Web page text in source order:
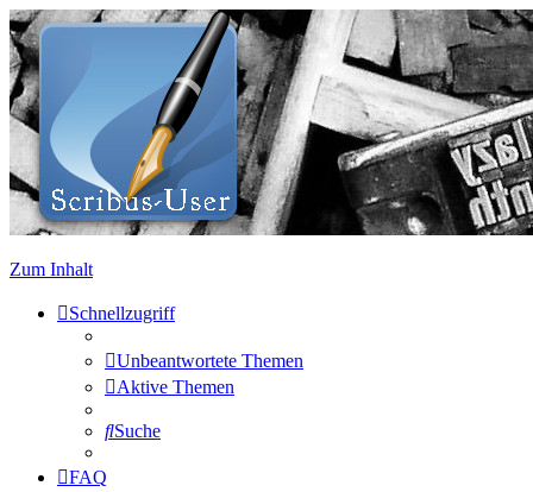
Zum Inhalt
Schnellzugriff
Unbeantwortete Themen
Aktive Themen
Suche
FAQ